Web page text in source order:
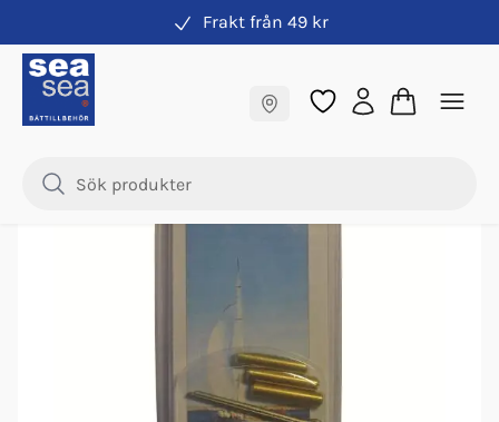
Frakt från 49 kr
Samma pris online & i butik